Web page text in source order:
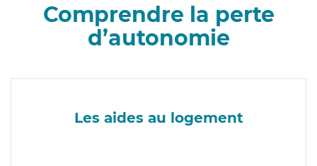
Comprendre la perte
d’autonomie
Les aides au logement